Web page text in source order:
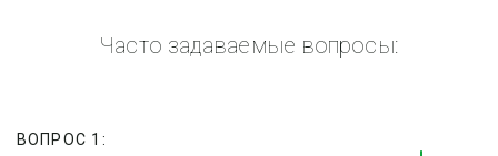
Часто задаваемые вопросы:
ВОПРОС 1: